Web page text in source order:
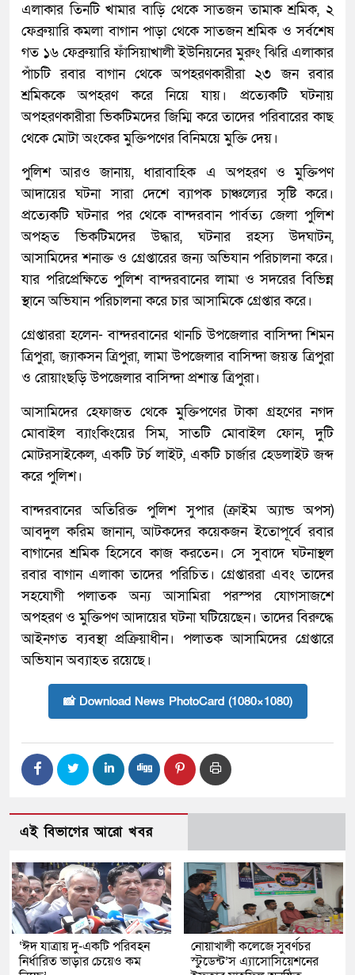
এলাকার তিনটি খামার বাড়ি থেকে সাতজন তামাক শ্রমিক, ২
ফেব্রুয়ারি কমলা বাগান পাড়া থেকে সাতজন শ্রমিক ও সর্বশেষ
গত ১৬ ফেব্রুয়ারি ফাঁসিয়াখালী ইউনিয়নের মুরুং ঝিরি এলাকার
পাঁচটি রবার বাগান থেকে অপহরণকারীরা ২৩ জন রবার
শ্রমিককে অপহরণ করে নিয়ে যায়। প্রত্যেকটি ঘটনায়
অপহরণকারীরা ভিকটিমদের জিম্মি করে তাদের পরিবারের কাছ
থেকে মোটা অংকের মুক্তিপণের বিনিময়ে মুক্তি দেয়।
পুলিশ আরও জানায়, ধারাবাহিক এ অপহরণ ও মুক্তিপণ
আদায়ের ঘটনা সারা দেশে ব্যাপক চাঞ্চল্যের সৃষ্টি করে।
প্রত্যেকটি ঘটনার পর থেকে বান্দরবান পার্বত্য জেলা পুলিশ
অপহৃত ভিকটিমদের উদ্ধার, ঘটনার রহস্য উদঘাটন,
আসামিদের শনাক্ত ও গ্রেপ্তারের জন্য অভিযান পরিচালনা করে।
যার পরিপ্রেক্ষিতে পুলিশ বান্দরবানের লামা ও সদরের বিভিন্ন
স্থানে অভিযান পরিচালনা করে চার আসামিকে গ্রেপ্তার করে।
গ্রেপ্তাররা হলেন- বান্দরবানের থানচি উপজেলার বাসিন্দা শিমন
ত্রিপুরা, জ্যাকসন ত্রিপুরা, লামা উপজেলার বাসিন্দা জয়ন্ত ত্রিপুরা
ও রোয়াংছড়ি উপজেলার বাসিন্দা প্রশান্ত ত্রিপুরা।
আসামিদের হেফাজত থেকে মুক্তিপণের টাকা গ্রহণের নগদ
মোবাইল ব্যাংকিংয়ের সিম, সাতটি মোবাইল ফোন, দুটি
মোটরসাইকেল, একটি টর্চ লাইট, একটি চার্জার হেডলাইট জব্দ
করে পুলিশ।
বান্দরবানের অতিরিক্ত পুলিশ সুপার (ক্রাইম অ্যান্ড অপস)
আবদুল করিম জানান, আটকদের কয়েকজন ইতোপূর্বে রবার
বাগানের শ্রমিক হিসেবে কাজ করতেন। সে সুবাদে ঘটনাস্থল
রবার বাগান এলাকা তাদের পরিচিত। গ্রেপ্তাররা এবং তাদের
সহযোগী পলাতক অন্য আসামিরা পরস্পর যোগসাজশে
অপহরণ ও মুক্তিপণ আদায়ের ঘটনা ঘটিয়েছেন। তাদের বিরুদ্ধে
আইনগত ব্যবস্থা প্রক্রিয়াধীন। পলাতক আসামিদের গ্রেপ্তারে
অভিযান অব্যাহত রয়েছে।
📸 Download News PhotoCard (1080×1080)
এই বিভাগের আরো খবর
‘ঈদ যাত্রায় দু-একটি পরিবহন
নির্ধারিত ভাড়ার চেয়েও কম
নোয়াখালী কলেজে সুবর্ণচর
স্টুডেন্ট’স এ্যাসোসিয়েশনের